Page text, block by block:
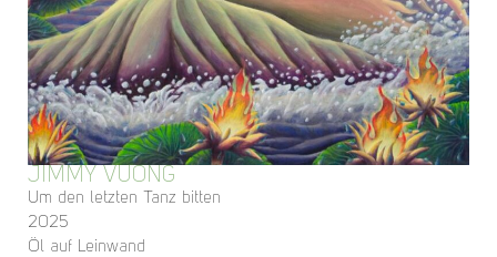
JIMMY VUONG
Um den letzten Tanz bitten
2025
Öl auf Leinwand